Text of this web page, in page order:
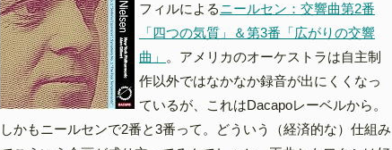
フィルによるニールセン：交響曲第2番
「四つの気質」＆第3番「広がりの交響
曲」
。アメリカのオーケストラは自主制
作以外ではなかなか録音が出にくくなっ
ているが、これはDacapoレーベルから。
しかもニールセンで2番と3番って。どういう（経済的な）仕組み